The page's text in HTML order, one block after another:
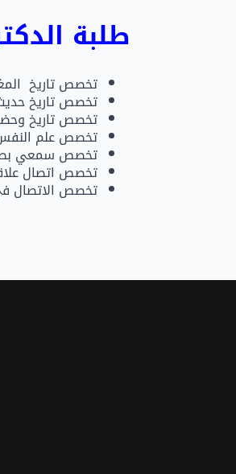
طلبة
تخصص تاريخ
تخصص تاريخ
تخصص تاريخ
تخصص علم
تخصص سمعي
تخصص اتصال
تخصص الاتصال